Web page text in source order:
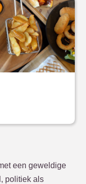
een geweldige
politiek als